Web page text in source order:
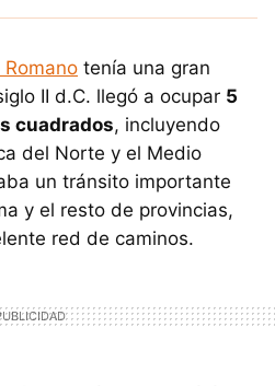
tenía una gran
II d.C. llegó a ocupar 5
cuadrados, incluyendo
del Norte y el Medio
un tránsito importante
y el resto de provincias,
red de caminos.